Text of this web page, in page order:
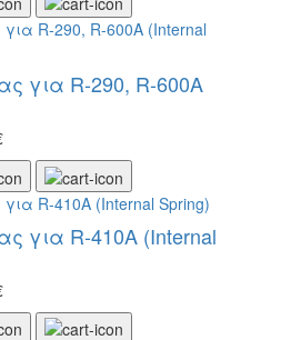
για R-290, R-600A
για R-410A (Internal